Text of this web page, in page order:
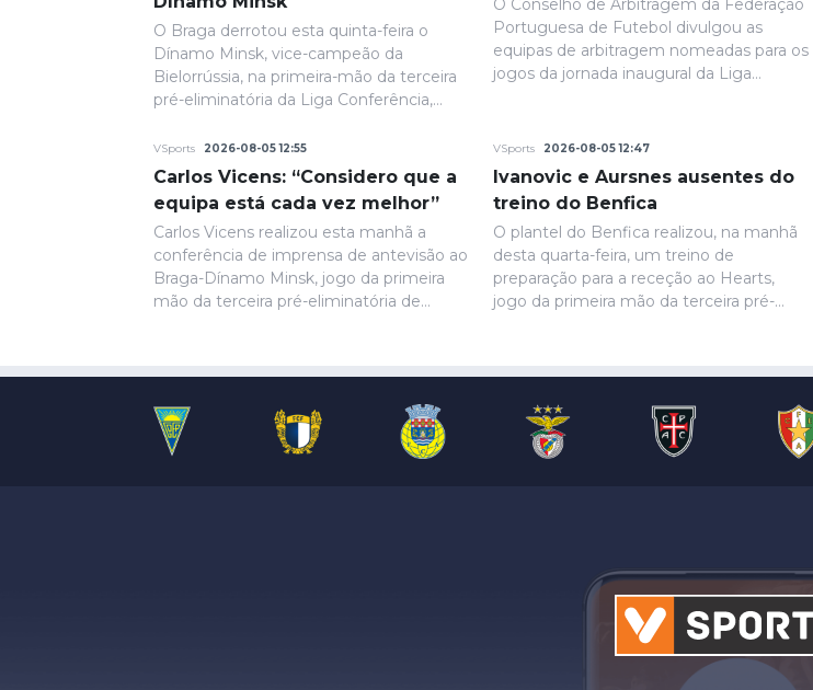
O Braga derrotou esta quinta-feira o
Dínamo Minsk, vice-campeão da
Bielorrússia, na primeira-mão da terceira
pré-eliminatória da Liga Conferência,
parte, de grande penalidade, Ricardo
Horta colocou a equipa portuguesa em
vantagem na eliminatória e até final o
resultado permaneceria inalterado.
O Conselho de Arbitragem da Federação
Portuguesa de Futebol divulgou as
equipas de arbitragem nomeadas para os
jogos da jornada inaugural da Liga
VSports 2026-08-05 12:55
Carlos Vicens: “Considero que a
equipa está cada vez melhor”
Carlos Vicens realizou esta manhã a
conferência de imprensa de antevisão ao
Braga-Dínamo Minsk, jogo da primeira
mão da terceira pré-eliminatória de
VSports 2026-08-05 12:47
Ivanovic e Aursnes ausentes do
treino do Benfica
O plantel do Benfica realizou, na manhã
desta quarta-feira, um treino de
preparação para a receção ao Hearts,
jogo da primeira mão da terceira pré-
com informação das águias. Aursnes,
com uma gastroenterite, também foi
baixa, juntando-se a Wynder e Umeh.